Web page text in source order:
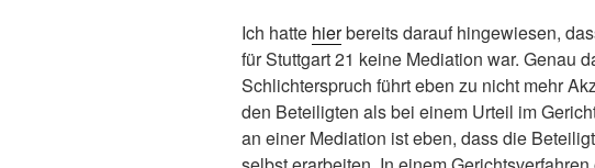
Ich hatte hierbereits darauf hingewiesen,
für Stuttgart 21 keine Mediation war. Genau
Schlichterspruch führt eben zu nicht mehr
den Beteiligten als bei einem Urteil im
an einer Mediation ist eben, dass die